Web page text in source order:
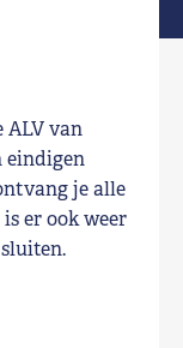
ALV van
eindigen
je alle
er ook weer